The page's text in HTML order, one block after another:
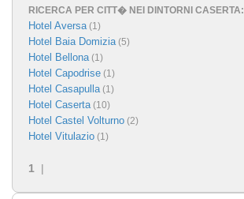
RICERCA PER CITT� NEI DINTORNI CASERTA:
Hotel Aversa(1)
Hotel Baia Domizia(5)
Hotel Bellona(1)
Hotel Capodrise (1)
Hotel Casapulla(1)
Hotel Caserta(10)
Hotel Castel Volturno (2)
Hotel Vitulazio (1)
1 |